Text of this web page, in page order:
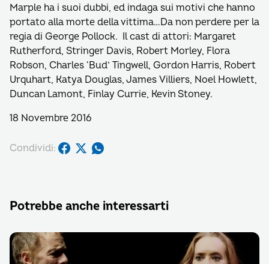
Marple ha i suoi dubbi, ed indaga sui motivi che hanno
portato alla morte della vittima…Da non perdere per la
regia di George Pollock. Il cast di attori: Margaret
Rutherford, Stringer Davis, Robert Morley, Flora
Robson, Charles ‘Bud’ Tingwell, Gordon Harris, Robert
Urquhart, Katya Douglas, James Villiers, Noel Howlett,
Duncan Lamont, Finlay Currie, Kevin Stoney.
18 Novembre 2016
Condividi:
Potrebbe anche interessarti